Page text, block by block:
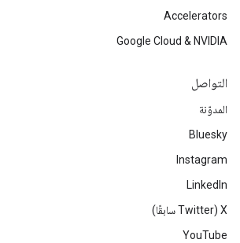
Accelerators
Google Cloud & NVIDIA
التواصل
المدوّنة
Bluesky
Instagram
LinkedIn
‫X ‏(Twitter سابقًا)
YouTube